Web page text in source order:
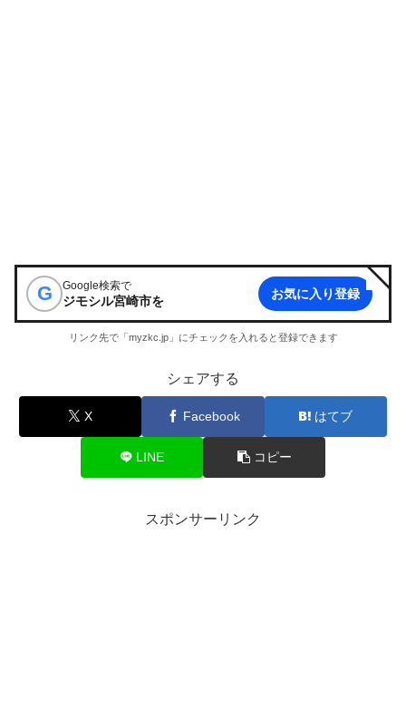
G Google検索で
ジモシル宮崎市を お気に入り登録
リンク先で「myzkc.jp」にチェックを入れると登録できます
シェアする
X Facebook はてブ
LINE コピー
スポンサーリンク